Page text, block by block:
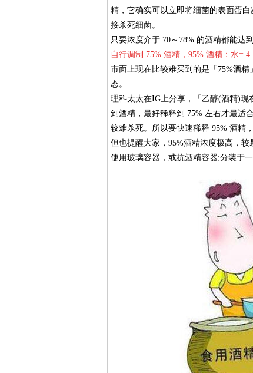
精，它确实可以立即将细菌的表面蛋
接杀死细菌。
只要浓度介于 70～78% 的酒精都能达
自行调制 75% 酒精，95% 酒精：水= 4
市面上现在比较难买到的是「75%酒
态。
理科太太在IG上分享，「乙醇(酒精)现
到酒精，最好稀释到 75% 左右才最适
较难杀死。所以要快速稀释 95% 酒精
但也提醒大家，95%酒精浓度极高，
使用玻璃容器，或抗酒精容器;分装于